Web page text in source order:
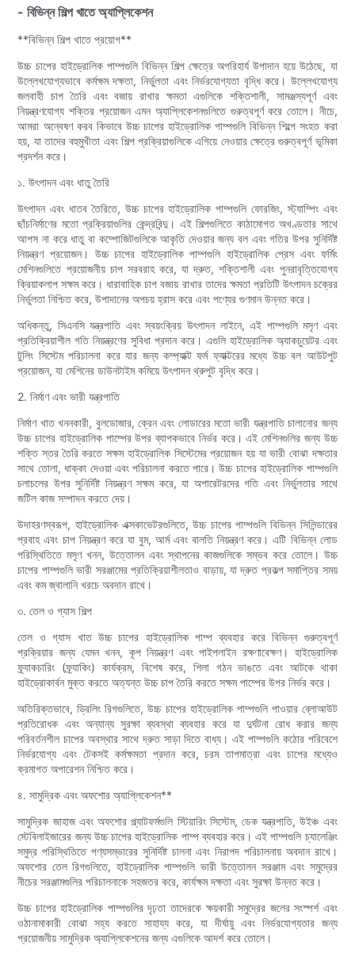
- বিভিন্ন শিল্প খাতে অ্যাপ্লিকেশন
**বিভিন্ন শিল্প খাতে প্রয়োগ**
উচ্চ চাপের হাইড্রোলিক পাম্পগুলি বিভিন্ন শিল্প ক্ষেত্রে অপরিহার্য উপাদান হয়ে উঠেছে, যা
উল্লেখযোগ্যভাবে কর্মক্ষম দক্ষতা, নির্ভুলতা এবং নির্ভরযোগ্যতা বৃদ্ধি করে। উল্লেখযোগ্য
জলবাহী চাপ তৈরি এবং বজায় রাখার ক্ষমতা এগুলিকে শক্তিশালী, সামঞ্জস্যপূর্ণ এবং
নিয়ন্ত্রণযোগ্য শক্তির প্রয়োজন এমন অ্যাপ্লিকেশনগুলিতে গুরুত্বপূর্ণ করে তোলে। নীচে,
আমরা অন্বেষণ করব কিভাবে উচ্চ চাপের হাইড্রোলিক পাম্পগুলি বিভিন্ন শিল্পে সংহত করা
হয়, যা তাদের বহুমুখীতা এবং শিল্প প্রক্রিয়াগুলিকে এগিয়ে নেওয়ার ক্ষেত্রে গুরুত্বপূর্ণ ভূমিকা
প্রদর্শন করে।
১. উৎপাদন এবং ধাতু তৈরি
উৎপাদন এবং ধাতব তৈরিতে, উচ্চ চাপের হাইড্রোলিক পাম্পগুলি ফোরজিং, স্ট্যাম্পিং এবং
ছাঁচনির্মাণের মতো প্রক্রিয়াগুলির কেন্দ্রবিন্দু। এই শিল্পগুলিতে কাঠামোগত অখণ্ডতার সাথে
আপস না করে ধাতু বা কম্পোজিটগুলিকে আকৃতি দেওয়ার জন্য বল এবং গতির উপর সুনির্দিষ্ট
নিয়ন্ত্রণ প্রয়োজন। উচ্চ চাপের হাইড্রোলিক পাম্পগুলি হাইড্রোলিক প্রেস এবং ফর্মিং
মেশিনগুলিতে প্রয়োজনীয় চাপ সরবরাহ করে, যা দ্রুত, শক্তিশালী এবং পুনরাবৃত্তিযোগ্য
ক্রিয়াকলাপ সক্ষম করে। ধারাবাহিক চাপ বজায় রাখার তাদের ক্ষমতা প্রতিটি উৎপাদন চক্রের
নির্ভুলতা নিশ্চিত করে, উপাদানের অপচয় হ্রাস করে এবং পণ্যের গুণমান উন্নত করে।
অধিকন্তু, সিএনসি যন্ত্রপাতি এবং স্বয়ংক্রিয় উৎপাদন লাইনে, এই পাম্পগুলি মসৃণ এবং
প্রতিক্রিয়াশীল গতি নিয়ন্ত্রণের সুবিধা প্রদান করে। এগুলি হাইড্রোলিক অ্যাকচুয়েটর এবং
টুলিং সিস্টেম পরিচালনা করে যার জন্য কম্প্যাক্ট ফর্ম ফ্যাক্টরের মধ্যে উচ্চ বল আউটপুট
প্রয়োজন, যা মেশিনের ডাউনটাইম কমিয়ে উৎপাদন থ্রুপুট বৃদ্ধি করে।
2. নির্মাণ এবং ভারী যন্ত্রপাতি
নির্মাণ খাত খননকারী, বুলডোজার, ক্রেন এবং লোডারের মতো ভারী যন্ত্রপাতি চালানোর জন্য
উচ্চ চাপের হাইড্রোলিক পাম্পের উপর ব্যাপকভাবে নির্ভর করে। এই মেশিনগুলির জন্য উচ্চ
শক্তি স্তর তৈরি করতে সক্ষম হাইড্রোলিক সিস্টেমের প্রয়োজন হয় যা ভারী বোঝা দক্ষতার
সাথে তোলা, ধাক্কা দেওয়া এবং পরিচালনা করতে পারে। উচ্চ চাপের হাইড্রোলিক পাম্পগুলি
চলাচলের উপর সুনির্দিষ্ট নিয়ন্ত্রণ সক্ষম করে, যা অপারেটরদের গতি এবং নির্ভুলতার সাথে
জটিল কাজ সম্পাদন করতে দেয়।
উদাহরণস্বরূপ, হাইড্রোলিক এক্সকাভেটরগুলিতে, উচ্চ চাপের পাম্পগুলি বিভিন্ন সিলিন্ডারের
প্রবাহ এবং চাপ নিয়ন্ত্রণ করে যা বুম, আর্ম এবং বালতি নিয়ন্ত্রণ করে। এটি বিভিন্ন লোড
পরিস্থিতিতে মসৃণ খনন, উত্তোলন এবং স্থাপনের কাজগুলিকে সম্ভব করে তোলে। উচ্চ
চাপের পাম্পগুলি ভারী সরঞ্জামের প্রতিক্রিয়াশীলতাও বাড়ায়, যা দ্রুত প্রকল্প সমাপ্তির সময়
এবং কম জ্বালানি খরচে অবদান রাখে।
৩. তেল ও গ্যাস শিল্প
তেল ও গ্যাস খাত উচ্চ চাপের হাইড্রোলিক পাম্প ব্যবহার করে বিভিন্ন গুরুত্বপূর্ণ
প্রক্রিয়ার জন্য যেমন খনন, কূপ নিয়ন্ত্রণ এবং পাইপলাইন রক্ষণাবেক্ষণ। হাইড্রোলিক
ফ্র্যাকচারিং (ফ্র্যাকিং) কার্যক্রম, বিশেষ করে, শিলা গঠন ভাঙতে এবং আটকে থাকা
হাইড্রোকার্বন মুক্ত করতে অত্যন্ত উচ্চ চাপ তৈরি করতে সক্ষম পাম্পের উপর নির্ভর করে।
অতিরিক্তভাবে, ড্রিলিং রিগগুলিতে, উচ্চ চাপের হাইড্রোলিক পাম্পগুলি পাওয়ার ব্লোআউট
প্রতিরোধক এবং অন্যান্য সুরক্ষা ব্যবস্থা ব্যবহার করে যা দুর্ঘটনা রোধ করার জন্য
পরিবর্তনশীল চাপের অবস্থার সাথে দ্রুত সাড়া দিতে বাধ্য। এই পাম্পগুলি কঠোর পরিবেশে
নির্ভরযোগ্য এবং টেকসই কর্মক্ষমতা প্রদান করে, চরম তাপমাত্রা এবং চাপের মধ্যেও
ক্রমাগত অপারেশন নিশ্চিত করে।
৪. সামুদ্রিক এবং অফশোর অ্যাপ্লিকেশন**
সামুদ্রিক জাহাজ এবং অফশোর প্ল্যাটফর্মগুলি স্টিয়ারিং সিস্টেম, ডেক যন্ত্রপাতি, উইঞ্চ এবং
স্টেবিলাইজারের জন্য উচ্চ চাপের হাইড্রোলিক পাম্প ব্যবহার করে। এই পাম্পগুলি চ্যালেঞ্জিং
সমুদ্র পরিস্থিতিতে পণ্যসম্ভারের সুনির্দিষ্ট চালনা এবং নিরাপদ পরিচালনায় অবদান রাখে।
অফশোর তেল রিগগুলিতে, হাইড্রোলিক পাম্পগুলি ভারী উত্তোলন সরঞ্জাম এবং সমুদ্রের
নীচের সরঞ্জামগুলির পরিচালনাকে সহজতর করে, কার্যক্ষম দক্ষতা এবং সুরক্ষা উন্নত করে।
উচ্চ চাপের হাইড্রোলিক পাম্পগুলির দৃঢ়তা তাদেরকে ক্ষয়কারী সমুদ্রের জলের সংস্পর্শ এবং
ওঠানামাকারী বোঝা সহ্য করতে সাহায্য করে, যা দীর্ঘায়ু এবং নির্ভরযোগ্যতার জন্য
প্রয়োজনীয় সামুদ্রিক অ্যাপ্লিকেশনের জন্য এগুলিকে আদর্শ করে তোলে।